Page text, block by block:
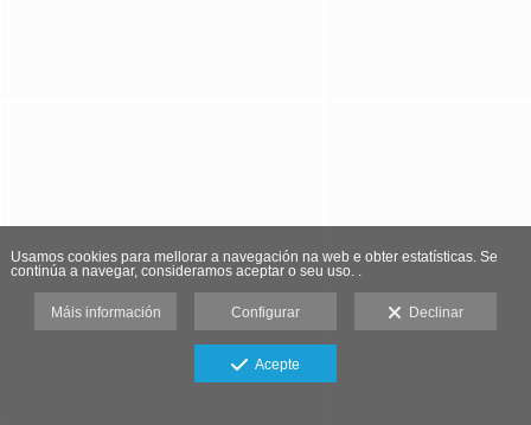
Usamos cookies para mellorar a navegación na web e obter estatísticas. Se
continúa a navegar, consideramos aceptar o seu uso. .
Máis información Configurar Declinar
Acepte